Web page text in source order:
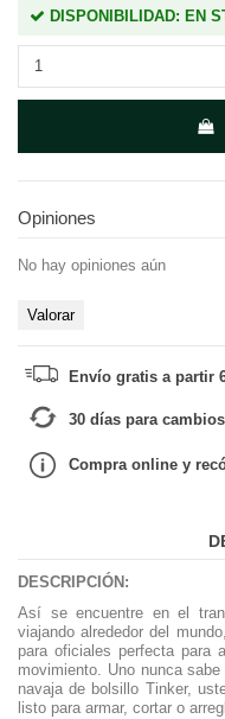
DISPONIBILIDAD: EN
Opiniones
No hay opiniones aún
Valorar
Envío gratis a partir
30 días para
Compra online y
DESCRIPCIÓN:
Así se encuentre en el
viajando alrededor del
para oficiales perfecta para
movimiento. Uno nunca
navaja de bolsillo Tinker,
listo para armar, cortar o